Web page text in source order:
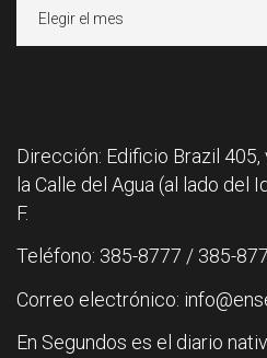
Dirección: Edificio Brazil
la Calle del Agua (al lado del
F.
Teléfono: 385-8777 / 385-
Correo electrónico:
En Segundos es el diario